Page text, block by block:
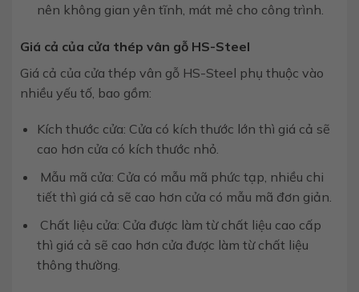
nên không gian yên tĩnh, mát mẻ cho công trình.
Giá cả của cửa thép vân gỗ HS-Steel
Giá cả của cửa thép vân gỗ HS-Steel phụ thuộc vào
nhiều yếu tố, bao gồm:
Kích thước cửa: Cửa có kích thước lớn thì giá cả sẽ
cao hơn cửa có kích thước nhỏ.
Mẫu mã cửa: Cửa có mẫu mã phức tạp, nhiều chi
tiết thì giá cả sẽ cao hơn cửa có mẫu mã đơn giản.
Chất liệu cửa: Cửa được làm từ chất liệu cao cấp
thì giá cả sẽ cao hơn cửa được làm từ chất liệu
thông thường.